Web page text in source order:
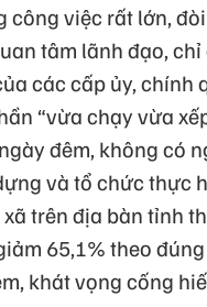
công việc rất lớn,
tâm lãnh đạo,
các cấp ủy, chính
“vừa chạy vừa
đêm, không có
và tổ chức thực
trên địa bàn tỉnh
65,1% theo
khát vọng cống